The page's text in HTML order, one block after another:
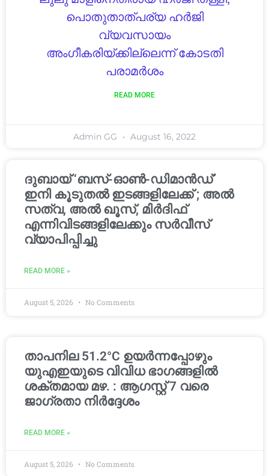
പൊതുതാത്പര്യ ഹർജി
വ്യവസായം
അംഗീകരിയ്ക്കില്ലെന്ന് കോടതി
പരാമർശം
READ MORE
Admin GG August 16, 2022
ദുബായ് ‘ബസ്-ഓൺ-ഡിമാൻഡ്’
ഇനി കൂടുതൽ ഇടങ്ങളിലേക്ക് ; അൽ
സത്വ, അൽ ഖൂസ്, മിർദിഫ്
എന്നിവിടങ്ങളിലേക്കും സർവീസ്
വ്യാപിപ്പിച്ചു
READ MORE »
August 5, 2026 No Comments
താപനില 51.2°C ഉയർന്നപ്പോഴും
യുഎഇയുടെ വിവിധ ഭാഗങ്ങളിൽ
ശക്തമായ മഴ. : ആഗസ്റ്റ് 7 വരെ
ജാഗ്രതാ നിർദ്ദേശം
READ MORE »
August 5, 2026 No Comments